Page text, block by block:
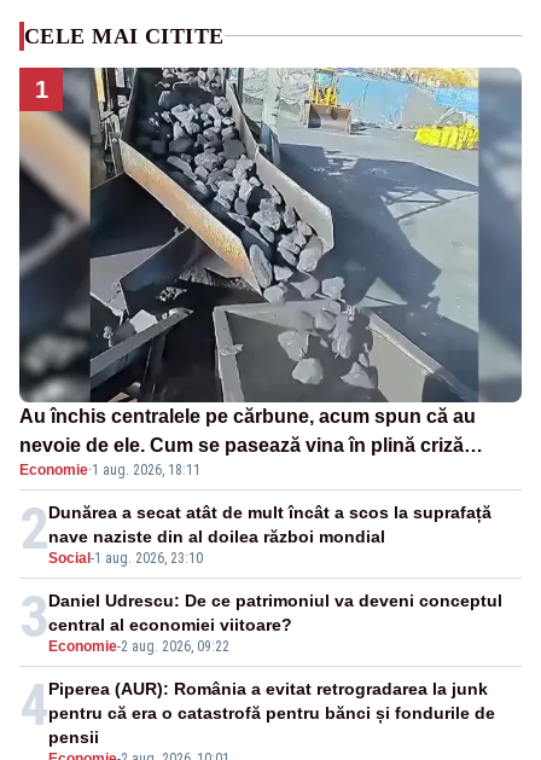
CELE MAI CITITE
1
Au închis centralele pe cărbune, acum spun că au
nevoie de ele. Cum se pasează vina în plină criză
energetică
Economie·1 aug. 2026, 18:11
2Social -1 aug. 2026, 23:10
Dunărea a secat atât de mult încât a scos la suprafață
nave naziste din al doilea război mondial
3 Economie-2 aug. 2026, 09:22
Daniel Udrescu: De ce patrimoniul va deveni conceptul
central al economiei viitoare?
4Piperea (AUR): România a evitat retrogradarea la junk
pentru că era o catastrofă pentru bănci și fondurile de
pensii